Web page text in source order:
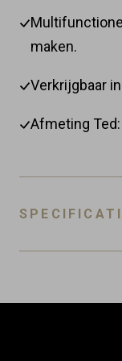
maken.
Verkrijgbaar
Afmeting